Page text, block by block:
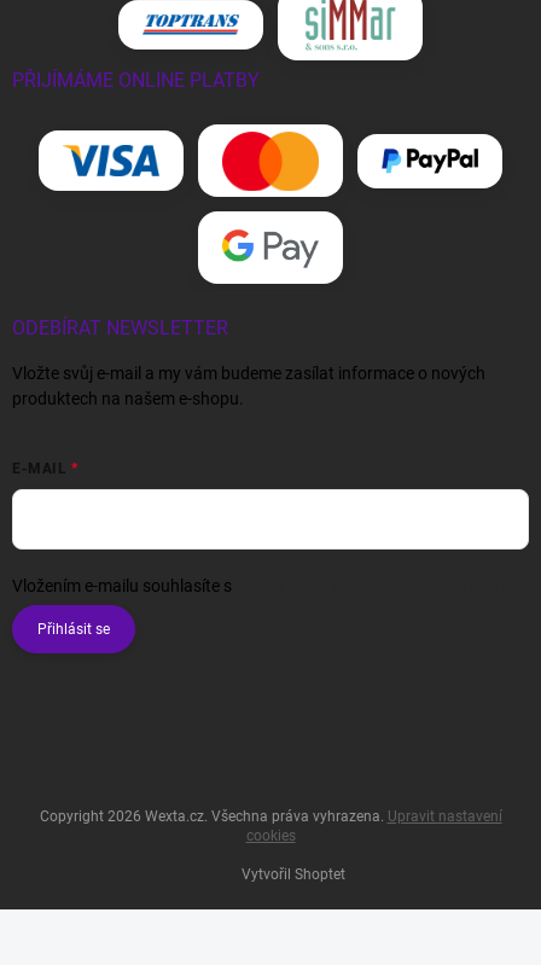
PŘIJÍMÁME ONLINE PLATBY
ODEBÍRAT NEWSLETTER
Vložte svůj e-mail a my vám budeme zasílat informace o nových
produktech na našem e-shopu.
E-MAIL
Vložením e-mailu souhlasíte s
Přihlásit se
Vytvořil Shoptet
Copyright 2026 Wexta.cz. Všechna práva vyhrazena. Upravit nastavení
cookies